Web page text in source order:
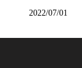
2022/07/01